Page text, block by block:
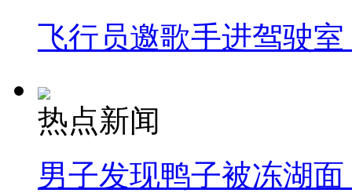
飞行员邀歌手进驾驶
热点新闻
男子发现鸭子被冻湖